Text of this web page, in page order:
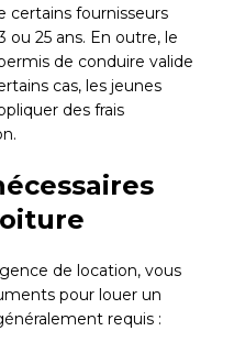
certains fournisseurs
25 ans. En outre, le
de conduire valide
cas, les jeunes
des frais
de location, vous
pour louer un
requis :